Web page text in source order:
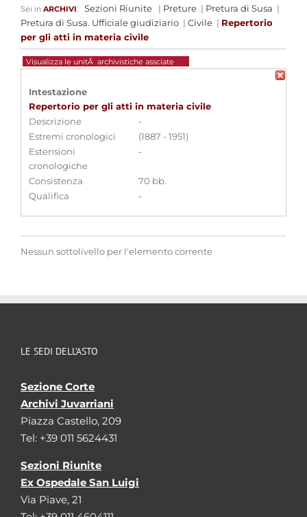
Sei in ARCHIVI: Sezioni Riunite | Preture | Pretura di Susa |
Pretura di Susa. Ufficiale giudiziario | Civile | Repertorio
per gli atti in materia civile
Visualizza le unitÃ archivistiche assciate
Intestazione
Repertorio per gli atti in materia civile
Descrizione
-
Estremi cronologici
(1887 - 1951)
Estensioni
cronologiche
-
Consistenza
70 bb.
Qualifica
-
Nessun sottolivello per l'elemento corrente
LE SEDI DELL’ASTO
Sezione Corte
Archivi Juvarriani
Piazza Castello, 209
Tel: +39 011 5624431
Sezioni Riunite
Ex Ospedale San Luigi
Via Piave, 21